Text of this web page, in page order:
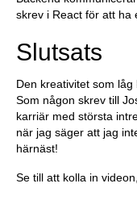
skrev i React för att ha
Slutsats
Den kreativitet som
Som någon skrev till
karriär med största
när jag säger att jag
härnäst!
Se till att kolla in